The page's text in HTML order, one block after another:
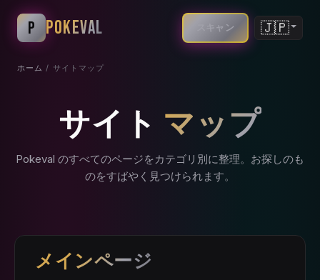
P POKEVAL スキャン 🇯🇵
ホーム / サイトマップ
サイト マップ
Pokeval のすべてのページをカテゴリ別に整理。お探しのも
のをすばやく見つけられます。
メインページ